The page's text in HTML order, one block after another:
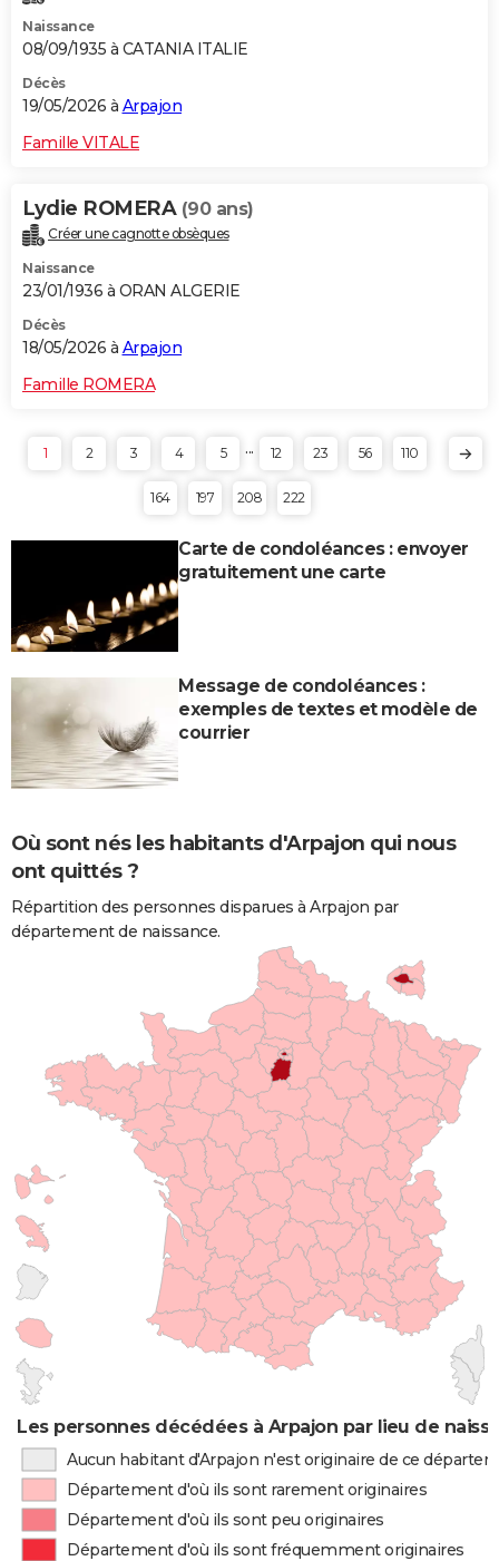
Naissance
08/09/1935 à CATANIA ITALIE
Décès
19/05/2026 à Arpajon
Famille VITALE
Lydie ROMERA (90 ans)
Créer une cagnotte obsèques
Naissance
23/01/1936 à ORAN ALGERIE
Décès
18/05/2026 à Arpajon
Famille ROMERA
1 2 3 4 5 ... 12 23 56 110
164 197 208 222
Carte de condoléances : envoyer
gratuitement une carte
Message de condoléances :
exemples de textes et modèle de
courrier
Où sont nés les habitants d'Arpajon qui nous
ont quittés ?
Répartition des personnes disparues à Arpajon par
département de naissance.
Les personnes décédées à Arpajon par lieu de
Aucun habitant d'Arpajon n'est originaire de ce
Département d'où ils sont rarement originaires
Département d'où ils sont peu originaires
Département d'où ils sont fréquemment originaires